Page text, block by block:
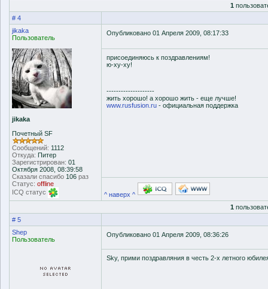
1
# 4
jikaka
Пользователь
jikaka
Почетный SF
Сообщений: 1112
Откуда: Питер
Зарегистрирован: 01
Октября 2008, 08:39:58
Сказали спасибо 106 раз
Статус: offline
ICQ статус
Опубликовано 01 Апреля 2009, 08:17:33
присоединяюсь к поздравлениям!
ю-ху-ху!
--------------------
жить хорошо! а хорошо жить - еще лучше!
www.rusfusion.ru - официальная поддержка
^ наверх ^
1
# 5
Shep
Пользователь
Опубликовано 01 Апреля 2009, 08:36:26
Sky, прими поздравляния в честь 2-х летного